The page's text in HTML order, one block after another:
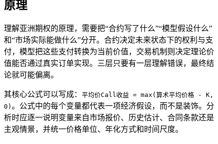
原理
理解亚洲期权的原理，需要把“合约写了什么”“模型假设什么”
和“市场实际能做什么”分开。合约决定未来状态下的权利与支
付，模型把这些支付转换为当前价值，交易机制则决定理论价
值能否通过真实订单实现。三层只要有一层理解错误，最终结
论就可能偏离。
其核心公式可以写成： 平均价Call收益 = max(算术平均价格 - K,
0) 。公式中的每个变量都代表一项经济假设，而不是装饰。分
析时应逐一说明变量来自市场报价、历史估计、合同条款还是
主观情景，并统一价格单位、年化方式和时间尺度。